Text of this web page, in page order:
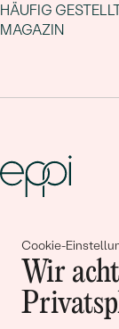
Cookie-
Wir
HÄUFIG
MAGAZIN
Liebe